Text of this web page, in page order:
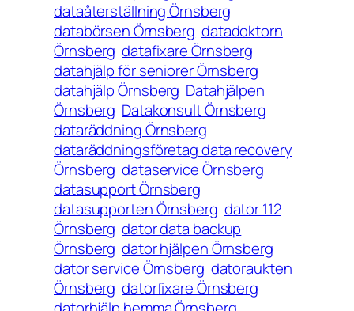
dataåterställning Örnsberg
databörsen Örnsberg datadoktorn
Örnsberg datafixare Örnsberg
datahjälp för seniorer Örnsberg
datahjälp Örnsberg Datahjälpen
Örnsberg Datakonsult Örnsberg
dataräddning Örnsberg
dataräddningsföretag data recovery
Örnsberg dataservice Örnsberg
datasupport Örnsberg
datasupporten Örnsberg dator 112
Örnsberg dator data backup
Örnsberg dator hjälpen Örnsberg
dator service Örnsberg datoraukten
Örnsberg datorfixare Örnsberg